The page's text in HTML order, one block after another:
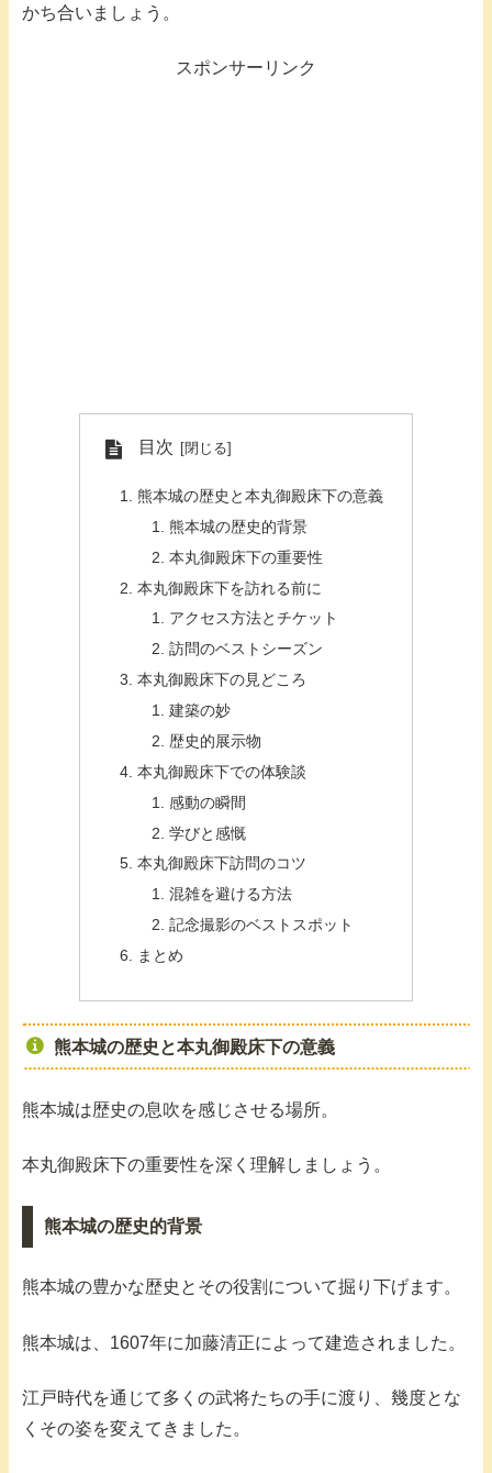
かち合いましょう。
スポンサーリンク
目次
熊本城の歴史と本丸御殿床下の意義
熊本城の歴史的背景
本丸御殿床下の重要性
本丸御殿床下を訪れる前に
アクセス方法とチケット
訪問のベストシーズン
本丸御殿床下の見どころ
建築の妙
歴史的展示物
本丸御殿床下での体験談
感動の瞬間
学びと感慨
本丸御殿床下訪問のコツ
混雑を避ける方法
記念撮影のベストスポット
まとめ
熊本城の歴史と本丸御殿床下の意義
熊本城は歴史の息吹を感じさせる場所。
本丸御殿床下の重要性を深く理解しましょう。
熊本城の歴史的背景
熊本城の豊かな歴史とその役割について掘り下げます。
熊本城は、1607年に加藤清正によって建造されました。
江戸時代を通じて多くの武将たちの手に渡り、幾度とな
くその姿を変えてきました。